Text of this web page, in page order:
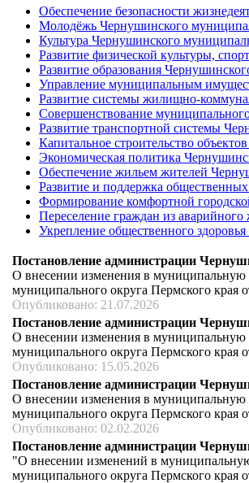
Обеспечение безопасности
Молодёжь Чернушинского
Культура Чернушинского
Развитие физической культуры,
Развитие образования
Управление муниципальным
Развитие системы жилищно-
Совершенствование
Развитие транспортной системы
Капитальное строительство
Экономическая политика
Обеспечение жильем жителей
Развитие и поддержка
Формирование комфортной
Переселение граждан из
Укрепление общественного
Постановление администрации
О внесении изменения в муниципальную
муниципального округа Пермского края
Опубликовано: 21.07.2026
Постановление администрации
О внесении изменения в муниципальную
муниципального округа Пермского края
Опубликовано: 15.05.2026
Постановление администрации
О внесении изменения в муниципальную
муниципального округа Пермского края
Опубликовано: 02.02.2026
Постановление администрации
"О внесении изменений в
муниципального округа Пермского края